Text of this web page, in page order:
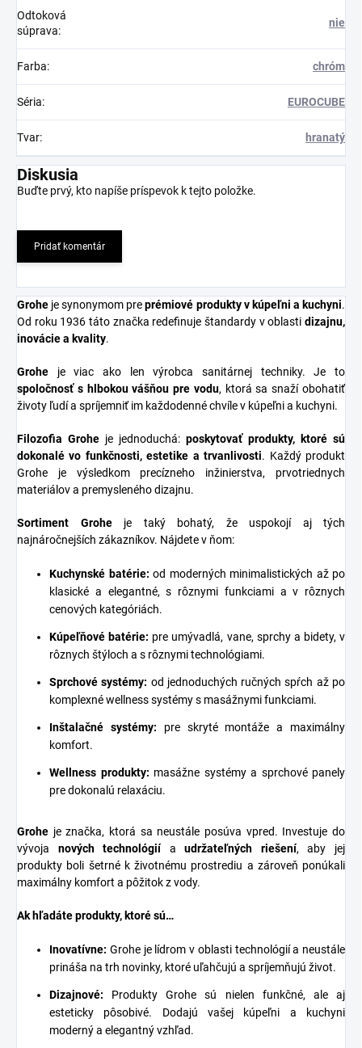
Odtoková
súprava:
nie
Farba: chróm
Séria: EUROCUBE
Tvar: hranatý
Diskusia
Buďte prvý, kto napíše príspevok k tejto položke.
Pridať komentár
Grohe je synonymom preprémiové produkty v kúpeľni a kuchyni.
Od roku 1936 táto značka redefinuje štandardy v oblasti dizajnu,
inovácie a kvality.
Grohe je viac ako len výrobca sanitárnej techniky. Je to
spoločnosť s hlbokou vášňou pre vodu, ktorá sa snaží obohatiť
životy ľudí a spríjemniť im každodenné chvíle v kúpeľni a kuchyni.
Filozofia Grohe je jednoduchá: poskytovať produkty, ktoré sú
dokonalé vo funkčnosti, estetike a trvanlivosti. Každý produkt
Grohe je výsledkom precízneho inžinierstva, prvotriednych
materiálov a premysleného dizajnu.
Sortiment Groheje taký bohatý, že uspokojí aj tých
najnáročnejších zákazníkov. Nájdete v ňom:
Kuchynské batérie: od moderných minimalistických až po
klasické a elegantné, s rôznymi funkciami a v rôznych
cenových kategóriách.
Kúpeľňové batérie: pre umývadlá, vane, sprchy a bidety, v
rôznych štýloch a s rôznymi technológiami.
Sprchové systémy: od jednoduchých ručných spŕch až po
komplexné wellness systémy s masážnymi funkciami.
Inštalačné systémy: pre skryté montáže a maximálny
komfort.
Wellness produkty: masážne systémy a sprchové panely
pre dokonalú relaxáciu.
Grohe je značka, ktorá sa neustále posúva vpred. Investuje do
vývoja nových technológiíaudržateľných riešení, aby jej
produkty boli šetrné k životnému prostrediu a zároveň ponúkali
maximálny komfort a pôžitok z vody.
Ak hľadáte produkty, ktoré sú…
Inovatívne: Grohe je lídrom v oblasti technológií a neustále
prináša na trh novinky, ktoré uľahčujú a spríjemňujú život.
Dizajnové: Produkty Grohe sú nielen funkčné, ale aj
esteticky pôsobivé. Dodajú vašej kúpeľni a kuchyni
moderný a elegantný vzhľad.